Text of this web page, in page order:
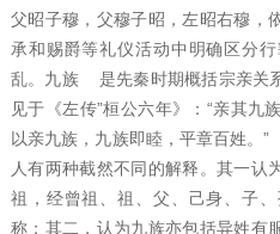
父昭子穆，父穆子昭，左昭右穆，
承和赐爵等礼仪活动中明确区分
乱。九族 是先秦时期概括宗亲关
见于《左传”桓公六年》：“亲其九
以亲九族，九族即睦，平章百姓。
人有两种截然不同的解释。其一认
祖，经曾祖、祖、父、己身、子
称；其二，认为九族亦包括异姓有